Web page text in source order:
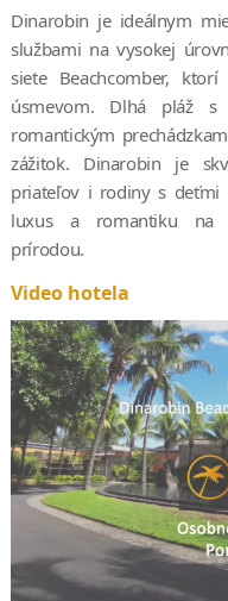
Dinarobin je ideálnym
službami na vysokej
siete Beachcomber,
úsmevom. Dlhá pláž
romantickým
zážitok. Dinarobin je
priateľov i rodiny s deťmi
luxus a romantiku na
prírodou.
Video hotela